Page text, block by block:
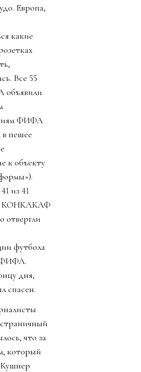
Европа,
какие
Все 55
объявили
ФИФА
пешее
к объекту
из 41
КОНКАКАФ
отвергли
футбола
ФИФА.
дня,
спасен.
что за
который
Кушнер